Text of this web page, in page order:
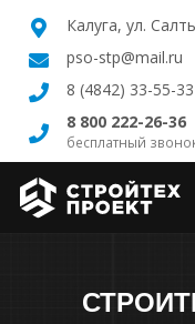
Калуга, ул.
pso-stp@mail.ru
8 (4842) 33-55-33
8 800 222-26-36
бесплатный